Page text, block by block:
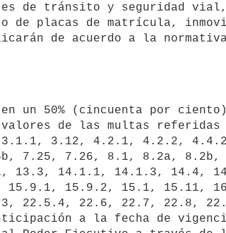
de tránsito y seguridad
de placas de matrícula,
de acuerdo a la
de las multas
3.12, 4.2.1, 4.2.2,
7.25, 7.26, 8.1, 8.2a,
13.3, 14.1.1, 14.1.3, 14.4,
15.9.2, 15.1, 15.11,
22.5.4, 22.6, 22.7, 22.8,
a la fecha de